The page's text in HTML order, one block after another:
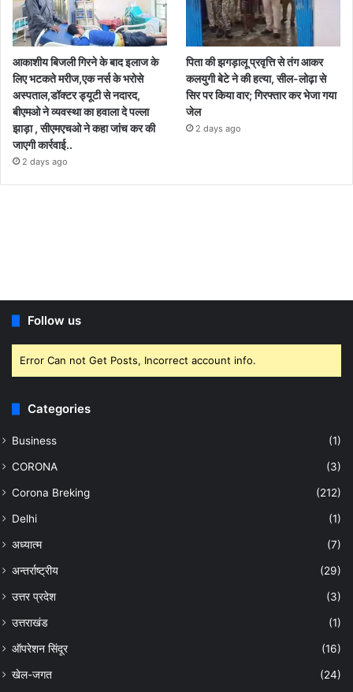
आकाशीय बिजली गिरने के बाद इलाज के
लिए भटकते मरीज,एक नर्स के भरोसे
अस्पताल,डॉक्टर ड्यूटी से नदारद,
बीएमओ ने व्यवस्था का हवाला दे पल्ला
झाड़ा , सीएमएचओ ने कहा जांच कर की
जाएगी कार्रवाई..
2 days ago
पिता की झगड़ालू प्रवृत्ति से तंग आकर
कलयुगी बेटे ने की हत्या, सील-लोढ़ा से
सिर पर किया वार; गिरफ्तार कर भेजा गया
जेल
2 days ago
Follow us
Error Can not Get Posts, Incorrect account info.
Categories
Business (1)
CORONA (3)
Corona Breking (212)
Delhi (1)
अध्यात्म (7)
अन्तर्राष्ट्रीय (29)
उत्तर प्रदेश (3)
उत्तराखंड (1)
ऑपरेशन सिंदूर (16)
खेल-जगत (24)